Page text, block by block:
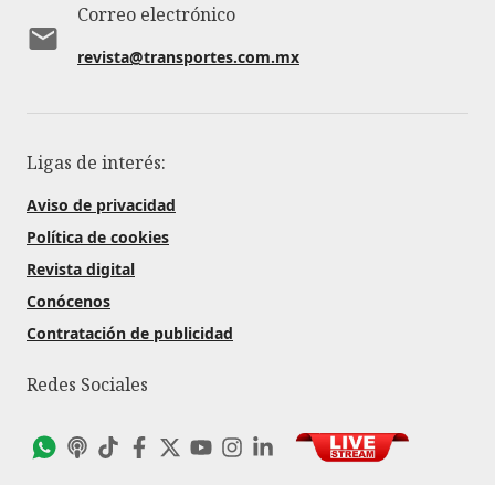
Correo electrónico
revista@transportes.com.mx
Ligas de interés:
Aviso de privacidad
Política de cookies
Revista digital
Conócenos
Contratación de publicidad
Redes Sociales